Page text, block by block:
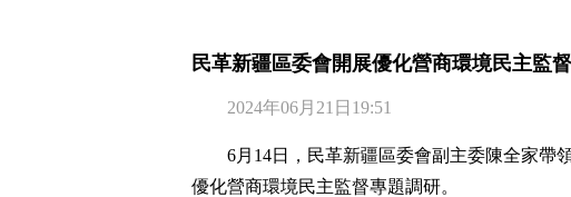
民革新疆區委會開展優化營商環境民主監
2024年06月21日19:51
6月14日，民革新疆區委會副主委陳全家帶
優化營商環境民主監督專題調研。